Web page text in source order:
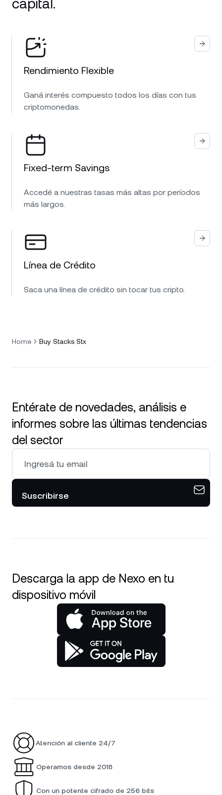
capital.
Rendimiento Flexible
Ganá interés compuesto todos los días con tus
criptomonedas.
Fixed-term Savings
Accedé a nuestras tasas más altas por períodos
más largos.
Línea de Crédito
Saca una línea de crédito sin tocar tus cripto.
Home Buy Stacks Stx
Entérate de novedades, análisis e
informes sobre las últimas tendencias
del sector
Suscribirse
Descarga la app de Nexo en tu
dispositivo móvil
Atención al cliente 24/7
Operamos desde 2018
Con un potente cifrado de 256 bits